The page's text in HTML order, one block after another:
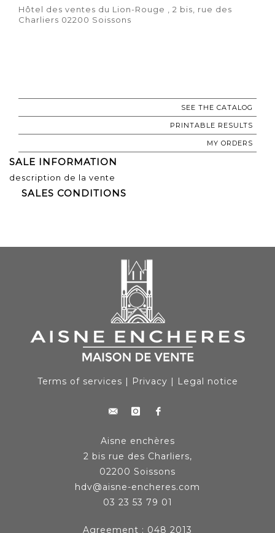
Hôtel des ventes du Lion-Rouge , 2 bis, rue des
Charliers 02200 Soissons
SEE THE CATALOG
PRINTABLE RESULTS
MY ORDERS
SALE INFORMATION
description de la vente
SALES CONDITIONS
Terms of services Privacy Legal notice
Aisne enchères
2 bis rue des Charliers,
02200 Soissons
hdv@aisne-encheres.com
03 23 53 79 01
Agreement : 048 2013